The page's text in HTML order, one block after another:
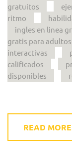
gratuitos
ritmo
ingles en linea
gratis para adultos
interactivas
calificados
disponibles
READ MORE